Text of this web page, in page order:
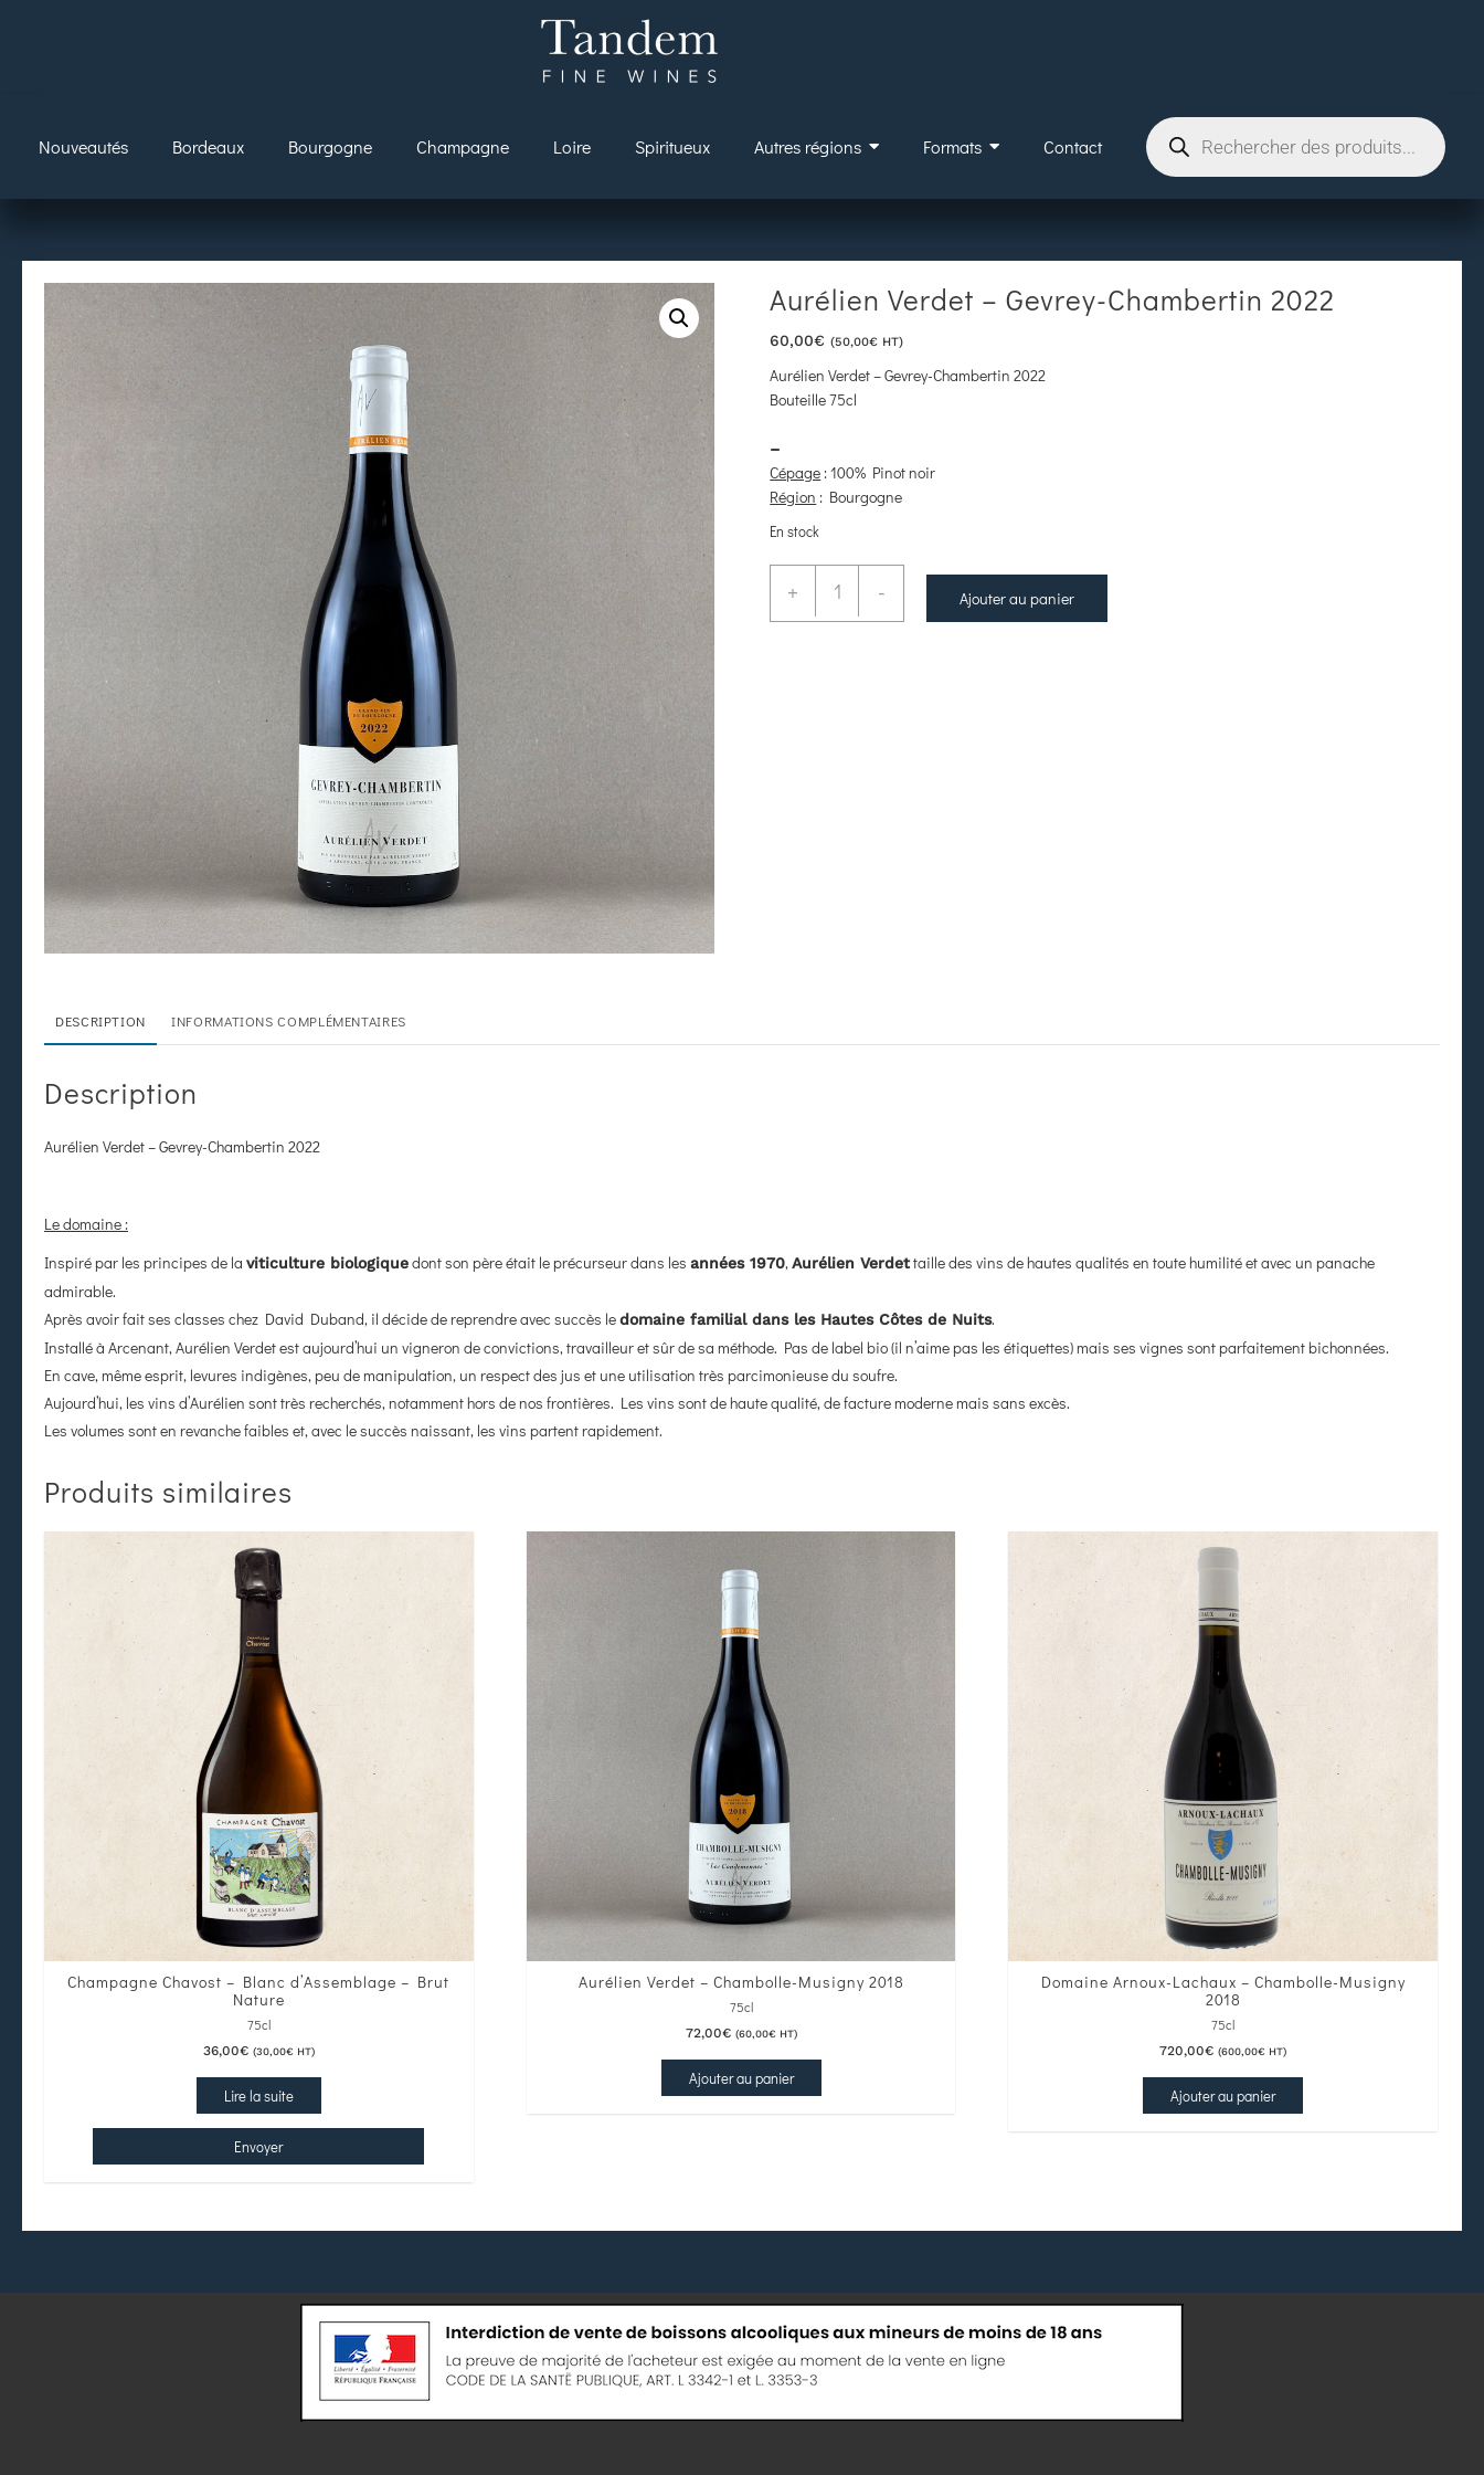
Nouveautés Bordeaux Bourgogne Champagne Loire Spiritueux Autres régions Formats Contact
Aurélien Verdet – Gevrey-Chambertin 2022
60,00€ (50,00€ HT)
Aurélien Verdet – Gevrey-Chambertin 2022
Bouteille 75cl
–
Cépage : 100% Pinot noir
Région : Bourgogne
En stock
+ - Ajouter au panier
DESCRIPTION INFORMATIONS COMPLÉMENTAIRES
Description
Aurélien Verdet – Gevrey-Chambertin 2022
Le domaine :
Inspiré par les principes de la viticulture biologiquedont son père était le précurseur dans les années 1970,Aurélien Verdettaille des vins de hautes qualités en toute humilité et avec un panache
admirable.
Après avoir fait ses classes chez David Duband, il décide de reprendre avec succès ledomaine familial dans les Hautes Côtes de Nuits.
Installé à Arcenant, Aurélien Verdet est aujourd’hui un vigneron de convictions, travailleur et sûr de sa méthode. Pas de label bio (il n’aime pas les étiquettes) mais ses vignes sont parfaitement bichonnées.
En cave, même esprit, levures indigènes, peu de manipulation, un respect des jus et une utilisation très parcimonieuse du soufre.
Aujourd’hui, les vins d’Aurélien sont très recherchés, notamment hors de nos frontières. Les vins sont de haute qualité, de facture moderne mais sans excès.
Les volumes sont en revanche faibles et, avec le succès naissant, les vins partent rapidement.
Produits similaires
Champagne Chavost – Blanc d’Assemblage – Brut
Nature
75cl
36,00€ (30,00€HT)
Lire la suite
Envoyer
Aurélien Verdet – Chambolle-Musigny 2018
75cl
72,00€ (60,00€HT)
Ajouter au panier
Domaine Arnoux-Lachaux – Chambolle-Musigny
2018
75cl
720,00€ (600,00€ HT)
Ajouter au panier